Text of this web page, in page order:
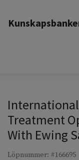
Treatment
With Ewing
Löpnummer: #166695